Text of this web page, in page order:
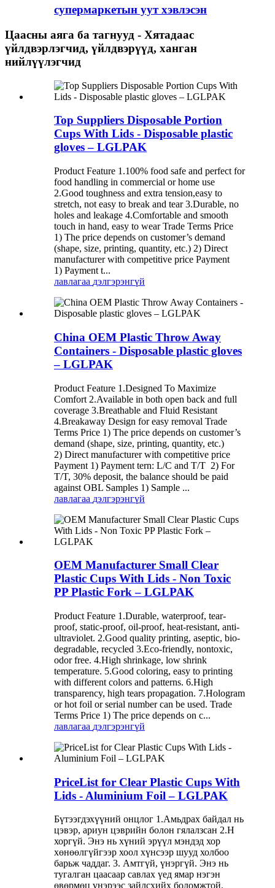
супермаркетын уут хэвлэсэн
Цаасны аяга ба тагнууд - Хятадаас
үйлдвэрлэгчид, үйлдвэрүүд, ханган
нийлүүлэгчид
Top Suppliers Disposable Portion
Cups With Lids - Disposable plastic
gloves – LGLPAK
Product Feature 1.100% food safe and perfect for
food handling in commercial or home use
2.Good toughness and extra tension,easy to
stretch, not easy to break and tear 3.Durable, no
holes and leakage 4.Comfortable and smooth
touch in hand, easy to wear Trade Terms Price
1) The price depends on customer’s demand
(shape, size, printing, quantity, etc.) 2) Direct
manufacturer with competitive price Payment
1) Payment t...
лавлагаа дэлгэрэнгүй
China OEM Plastic Throw Away
Containers - Disposable plastic gloves
– LGLPAK
Product Feature 1.Designed To Maximize
Comfort 2.Available in both open back and full
coverage 3.Breathable and Fluid Resistant
4.Breakaway Design for easy removal Trade
Terms Price 1) The price depends on customer’s
demand (shape, size, printing, quantity, etc.)
2) Direct manufacturer with competitive price
Payment 1) Payment tern: L/C and T/T 2) For
T/T, 30% deposit, the balance should be paid
against OBL Samples 1) Sample ...
лавлагаа дэлгэрэнгүй
OEM Manufacturer Small Clear
Plastic Cups With Lids - Non Toxic
PP Plastic Fork – LGLPAK
Product Feature 1.Durable, waterproof, tear-
proof, static-proof, oil-proof, heat-resistant, anti-
ultraviolet. 2.Good quality printing, aseptic, bio-
degradable, recycled 3.Eco-friendly, nontoxic,
odor free. 4.High shrinkage, low shrink
temperature. 5.Good coloring, easy to printing
with different colors and patterns. 6.High
transparency, high tears propagation. 7.Hologram
or hot foil or serial number can be used. Trade
Terms Price 1) The price depends on c...
лавлагаа дэлгэрэнгүй
PriceList for Clear Plastic Cups With
Lids - Aluminium Foil – LGLPAK
Бүтээгдэхүүний онцлог 1.Амьдрах байдал нь
цэвэр, ариун цэврийн болон гялалзсан 2.Н
хоргүй. Энэ нь хүний ​​эрүүл мэндэд хор
хөнөөлгүйгээр хоол хүнсээр шууд холбоо
барьж чаддаг. 3. Амтгүй, үнэргүй. Энэ нь
тугалган цаасаар савлах үед ямар нэгэн
өвөрмөц үнэрээс зайлсхийх боломжтой.